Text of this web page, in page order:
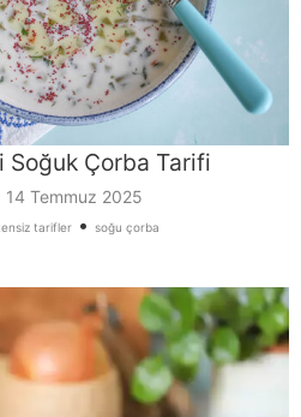
Soğuk Çorba Tarifi
14 Temmuz 2025
tarifler• soğu çorba